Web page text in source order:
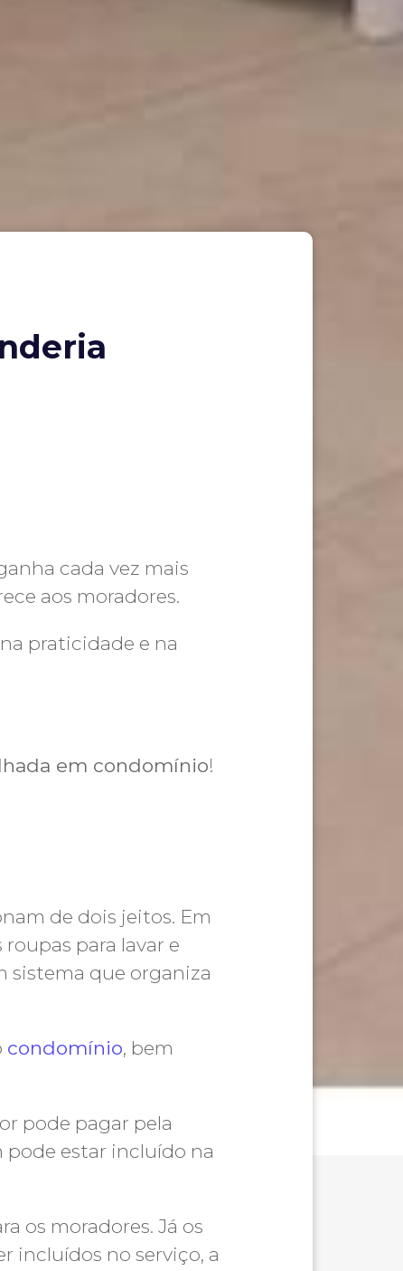
cada vez mais
aos moradores.
praticidade e na
em condomínio!
de dois jeitos. Em
para lavar e
sistema que organiza
condomínio, bem
pode pagar pela
pode estar incluído na
os moradores. Já os
incluídos no serviço, a